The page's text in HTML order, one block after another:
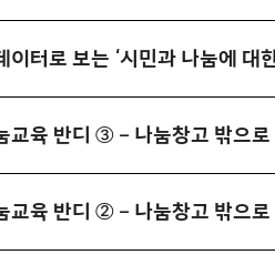
이터로 보는 ‘시민과 나눔에 대
교육 반디 ③ – 나눔창고 밖으
교육 반디 ② – 나눔창고 밖으